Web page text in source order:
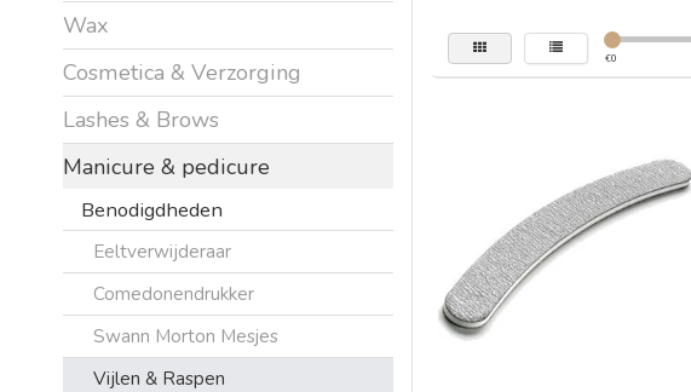
Wax
Cosmetica & Verzorging
Lashes & Brows
Manicure & pedicure
Benodigdheden
Eeltverwijderaar
Comedonendrukker
Swann Morton Mesjes
Vijlen & Raspen
€0